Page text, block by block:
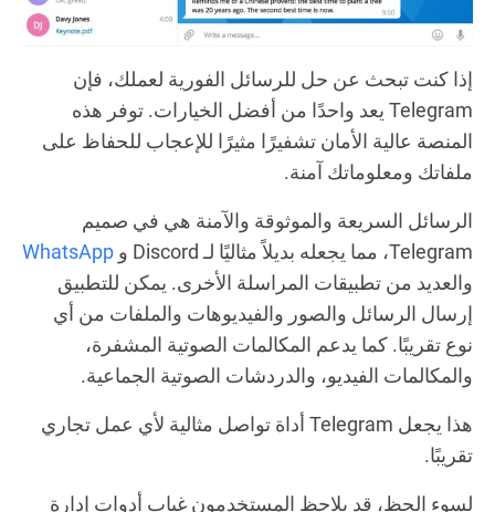
إذا كنت تبحث عن حل للرسائل الفورية لعملك، فإن
Telegram يعد واحدًا من أفضل الخيارات. توفر هذه
المنصة عالية الأمان تشفيرًا مثيرًا للإعجاب للحفاظ على
ملفاتك ومعلوماتك آمنة.
الرسائل السريعة والموثوقة والآمنة هي في صميم
Telegram، مما يجعله بديلاً مثاليًا لـ Discord و
WhatsApp
والعديد من تطبيقات المراسلة الأخرى. يمكن للتطبيق
إرسال الرسائل والصور والفيديوهات والملفات من أي
نوع تقريبًا. كما يدعم المكالمات الصوتية المشفرة،
والمكالمات الفيديو، والدردشات الصوتية الجماعية.
هذا يجعل Telegram أداة تواصل مثالية لأي عمل تجاري
تقريبًا.
لسوء الحظ، قد يلاحظ المستخدمون غياب أدوات إدارة